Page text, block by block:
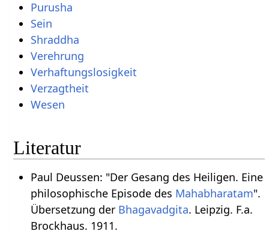
Purusha
Sein
Shraddha
Verehrung
Verhaftungslosigkeit
Verzagtheit
Wesen
Literatur
Paul Deussen: "Der Gesang des Heiligen. Eine
philosophische Episode des Mahabharatam".
Übersetzung der Bhagavadgita. Leipzig. F.a.
Brockhaus. 1911.